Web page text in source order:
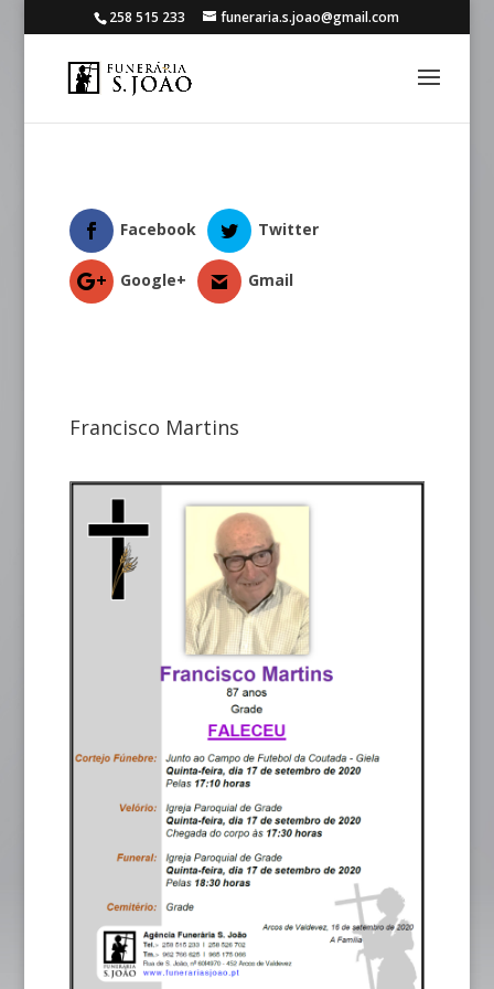
258 515 233 funeraria.s.joao@gmail.com
Facebook Twitter
Google+ Gmail
Francisco Martins